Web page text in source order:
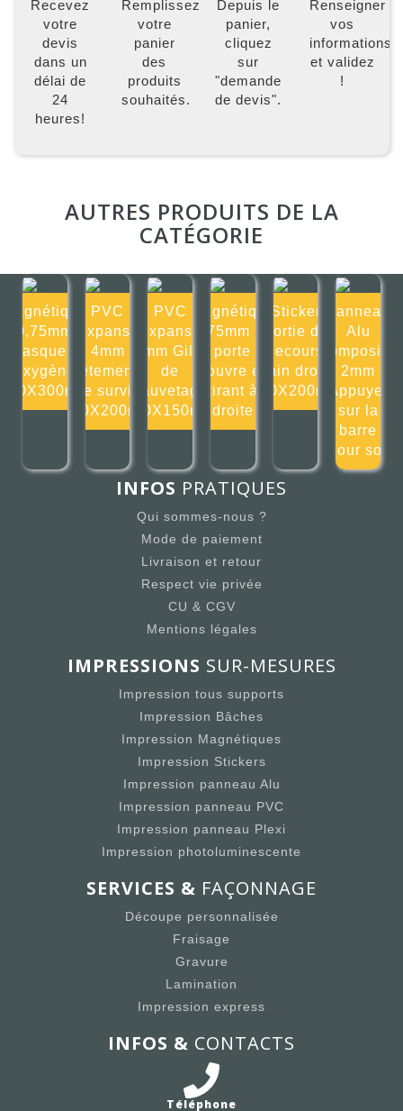
Recevez
votre
devis
dans un
délai de
24
heures!
Remplissez
votre
panier
des
produits
souhaités.
Depuis le
panier,
cliquez
sur
"demande
de devis".
Renseigner
vos
informations
et validez
!
AUTRES PRODUITS DE LA
CATÉGORIE
Magnétique
0,75mm
Masque à
oxygène
300X300mm
PVC
Expansé
4mm
Vêtements
de survie
200X200mm
PVC
Expansé
4mm Gilet
de
sauvetage
150X150mm
Magnétique
0,75mm La
porte
s'ouvre en
tirant à
droite
Sticker
Sortie de
secours
main droite
200X200mm
Panneau
Alu
composite
2mm
Appuyer
sur la
barre
pour sor
INFOS PRATIQUES
Qui sommes-nous ?
Mode de paiement
Livraison et retour
Respect vie privée
CU & CGV
Mentions légales
IMPRESSIONS SUR-MESURES
Impression tous supports
Impression Bâches
Impression Magnétiques
Impression Stickers
Impression panneau Alu
Impression panneau PVC
Impression panneau Plexi
Impression photoluminescente
SERVICES & FAÇONNAGE
Découpe personnalisée
Fraisage
Gravure
Lamination
Impression express
INFOS & CONTACTS
Téléphone